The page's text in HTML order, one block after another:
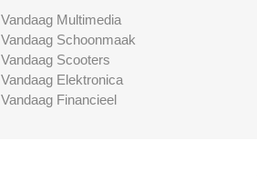
Vandaag Multimedia
Vandaag Schoonmaak
Vandaag Scooters
Vandaag Elektronica
Vandaag Financieel